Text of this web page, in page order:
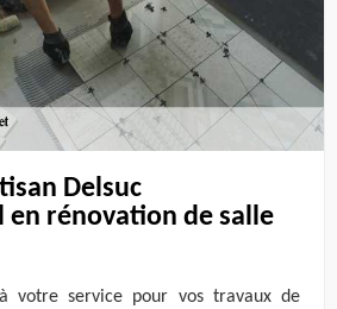
Delsuc
en rénovation de salle
votre service pour vos travaux de